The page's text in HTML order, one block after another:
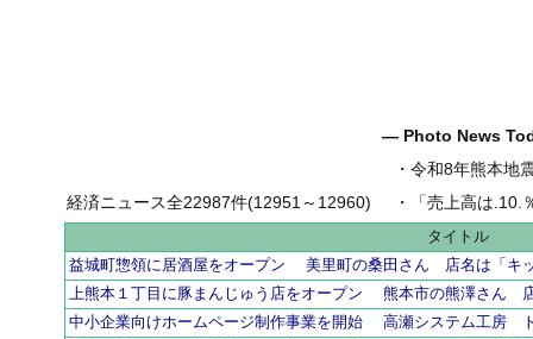
― Photo News
・令和8年熊本地
・
「売上高は.10.％増の
経済ニュース全22987件(12951～12960)
タイトル
益城町惣領に居酒屋をオープン 美里町の桑田さん 店名は「キ
上熊本１丁目に豚まんじゅう店をオープン 熊本市の熊澤さん
中小企業向けホームページ制作事業を開始 高瀬システム工房